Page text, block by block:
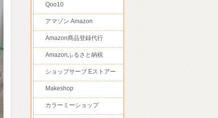
Qoo10
アマゾン Amazon
Amazon商品登録代行
Amazonふるさと納税
ショップサーブ Eストアー
Makeshop
カラーミーショップ